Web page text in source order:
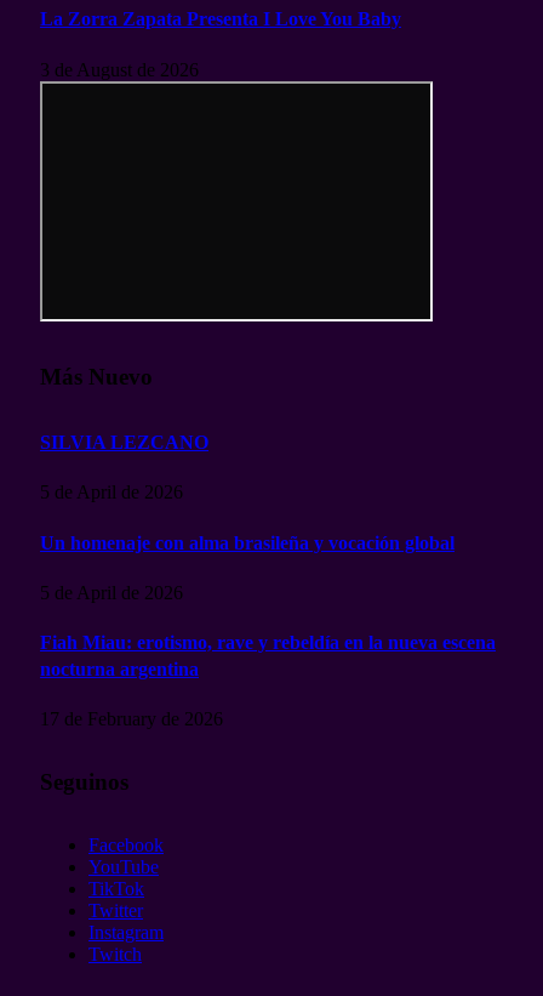
La Zorra Zapata Presenta I Love You Baby
3 de August de 2026
Más Nuevo
SILVIA LEZCANO
5 de April de 2026
Un homenaje con alma brasileña y vocación global
5 de April de 2026
Fiah Miau: erotismo, rave y rebeldía en la nueva escena
nocturna argentina
17 de February de 2026
Seguinos
Facebook
YouTube
TikTok
Twitter
Instagram
Twitch